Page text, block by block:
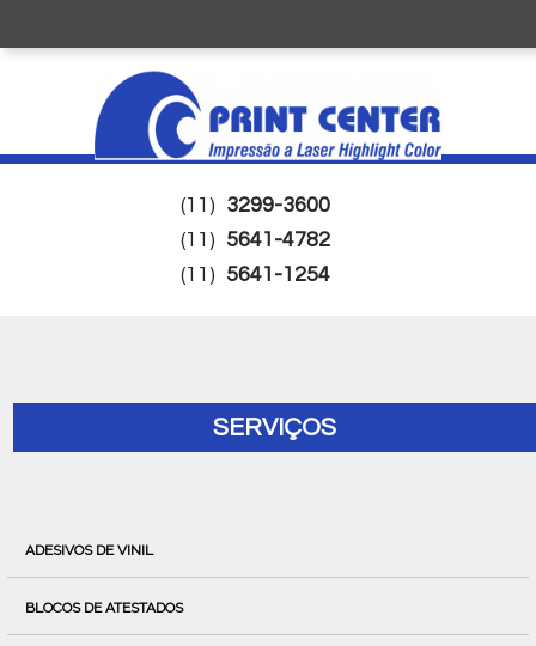
(11) 3299-3600
(11) 5641-4782
(11) 5641-1254
SERVIÇOS
ADESIVOS DE VINIL
BLOCOS DE ATESTADOS